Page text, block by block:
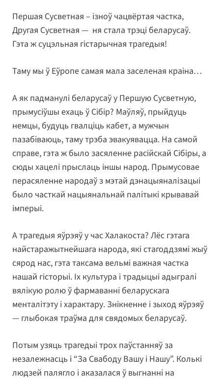
Першая Сусветная – ізноў чацвёртая частка,
Другая Сусветная — ня стала трэці беларусаў.
Гэта ж суцэльная гістарычная трагедыя!
Таму мы ў Еўропе самая мала заселеная краіна…
А як падманулі беларусаў у Першую Сусветную,
прымусіўшы ехаць ў Сібір? Маўляў, прыйдуць
немцы, будуць гвалціць кабет, а мужчын
пазабіваюць, таму трэба эвакуявацца. На самой
справе, гэта ж было засяленне расійскай Сібіры, а
сюды хацелі прыслаць іншы народ. Прымусовае
перасяленне народаў з мэтай дэнацыяналізацыі
было часткай нацыянальнай палітыкі крывавай
імперыі.
А трагедыя яўрэяў у час Халакоста? Лёс гэтага
найстаражытнейшага народа, які стагоддзямі жыў
сярод нас, гэта таксама вельмі важная частка
нашай гісторыі. Іх культура і традыцыі адыгралі
вялікую ролю ў фармаванні беларускага
менталітэту і характару. Знікненне і зыход яўрэяў
— глыбокая траўма для свядомых беларусаў.
Потым узяць трагедыі трох паўстанняў за
незалежнасць і “За Свабоду Вашу і Нашу”. Колькі
людзей палягло і аказалася ў выгнанні на